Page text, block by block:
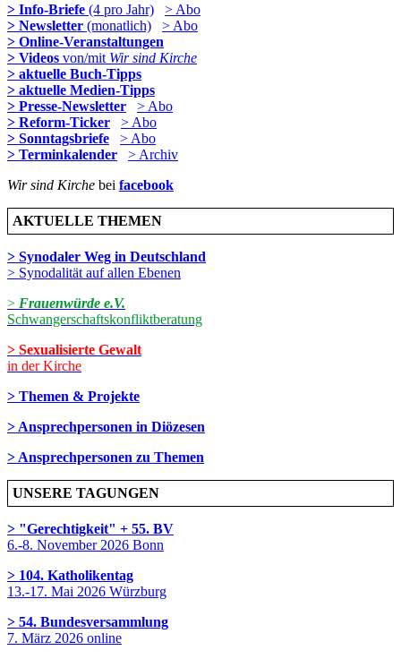
> Info-Briefe (4 pro Jahr)
> Abo
> Newsletter (monatlich)
> Abo
> Online-Veranstaltungen
> Videos von/mit Wir sind Kirche
> aktuelle Buch-Tipps
> aktuelle Medien-Tipps
> Presse-Newsletter
> Abo
> Reform-Ticker
> Abo
> Sonntagsbriefe
> Abo
> Terminkalender
> Archiv
Wir sind Kirche bei facebook
AKTUELLE THEMEN
> Synodaler Weg in Deutschland
> Synodalität auf allen Ebenen
> Frauenwürde e.V.
Schwangerschaftskonfliktberatung
> Sexualisierte Gewalt
in der Kirche
> Themen & Projekte
> Ansprechpersonen in Diözesen
> Ansprechpersonen zu Themen
UNSERE TAGUNGEN
> "Gerechtigkeit" + 55. BV
6.-8. November 2026 Bonn
> 104. Katholikentag
13.-17. Mai 2026 Würzburg
> 54. Bundesversammlung
7. März 2026 online